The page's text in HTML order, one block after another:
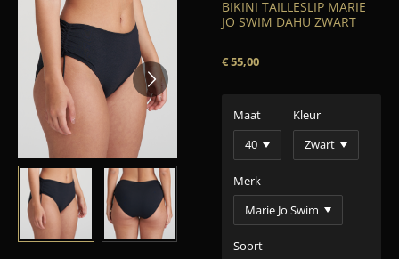
BIKINI TAILLESLIP MARIE
JO SWIM DAHU ZWART
€ 55,00
Maat Kleur
Merk
Soort